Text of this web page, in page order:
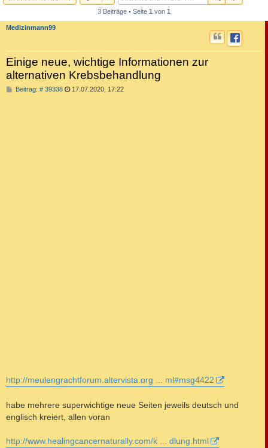
3 Beiträge • Seite 1 von 1
Medizinmann99
Einige neue, wichtige Informationen zur
alternativen Krebsbehandlung
Beitrag: # 39338B 17.07.2020, 17:22
http://meulengrachtforum.altervista.org ... ml#msg4422
habe mehrere superwichtige neue Seiten jeweils deutsch und
englisch kreiert, allen voran
http://www.healingcancernaturally.com/k ... dlung.html